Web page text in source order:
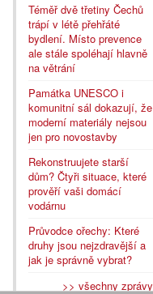
Téměř dvě třetiny Čechů
trápí v létě přehřáté
bydlení. Místo prevence
ale stále spoléhají hlavně
na větrání
Památka UNESCO i
komunitní sál dokazují, že
moderní materiály nejsou
jen pro novostavby
Rekonstruujete starší
dům? Čtyři situace, které
prověří vaši domácí
vodárnu
Průvodce ořechy: Které
druhy jsou nejzdravější a
jak je správně vybrat?
>> všechny zprávy